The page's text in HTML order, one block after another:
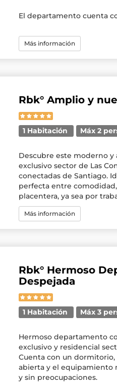
El departamento cuenta
Más información
Rbk° Amplio y
1 Habitación Máx 2
Descubre este moderno
exclusivo sector de Las
conectadas de Santiago.
perfecta entre
placentera, ya sea por
Más información
Rbk° Hermoso
Despejada
1 Habitación Máx 3
Hermoso departamento
exclusivo y residencial
Cuenta con un
abierta y el equipamiento
y sin preocupaciones.